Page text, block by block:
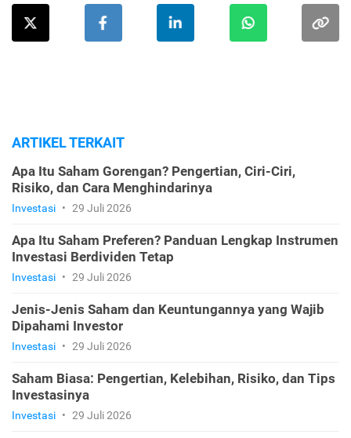
ARTIKEL TERKAIT
Apa Itu Saham Gorengan? Pengertian, Ciri-Ciri,
Risiko, dan Cara Menghindarinya
Investasi • 29 Juli 2026
Apa Itu Saham Preferen? Panduan Lengkap Instrumen
Investasi Berdividen Tetap
Investasi • 29 Juli 2026
Jenis-Jenis Saham dan Keuntungannya yang Wajib
Dipahami Investor
Investasi • 29 Juli 2026
Saham Biasa: Pengertian, Kelebihan, Risiko, dan Tips
Investasinya
Investasi • 29 Juli 2026